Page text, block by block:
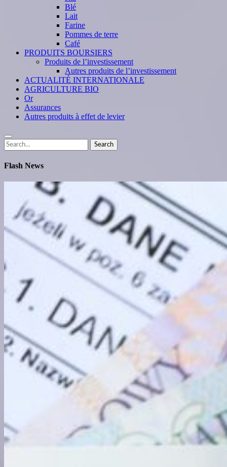
Blé
Lait
Farine
Pommes de terre
Café
PRODUITS BOURSIERS
Produits de l’investissement
Autres produits de l’investissement
ACTUALITÉ INTERNATIONALE
AGRICULTURE BIO
Or
Assurances
Autres produits à effet de levier
Search
for:
Search
Flash News